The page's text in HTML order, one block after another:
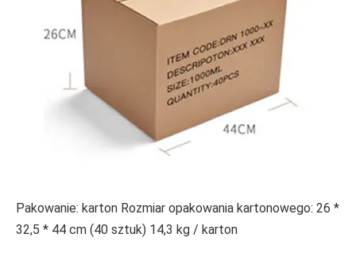
Pakowanie: karton Rozmiar opakowania kartonowego: 26 *
32,5 * 44 cm (40 sztuk) 14,3 kg / karton